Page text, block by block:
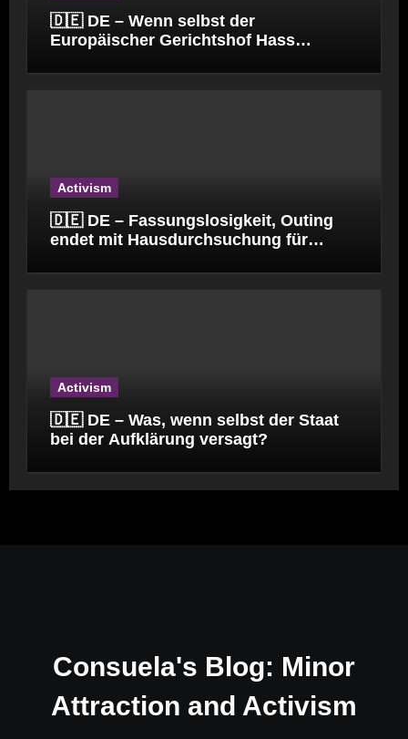
🇩🇪 DE – Wenn selbst der
Europäischer Gerichtshof Hass
Activism
🇩🇪 DE – Fassungslosigkeit, Outing
endet mit Hausdurchsuchung für
Activism
🇩🇪 DE – Was, wenn selbst der Staat
bei der Aufklärung versagt?
Consuela's Blog: Minor
Attraction and Activism